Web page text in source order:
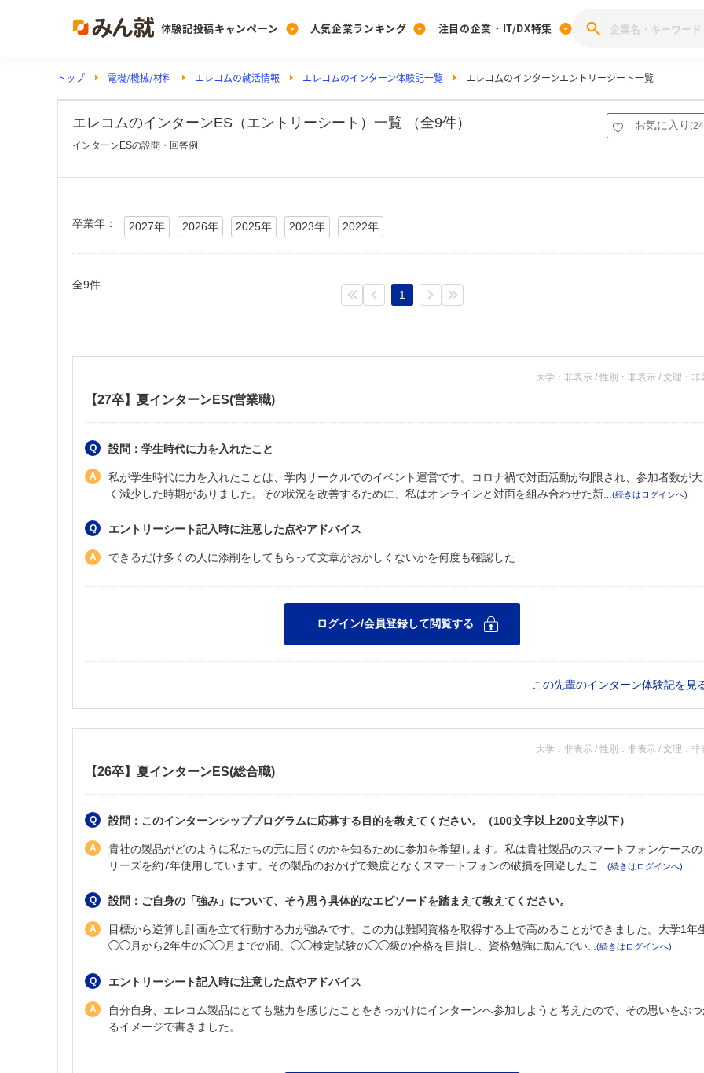
体験記投稿キャンペーン
Post
投稿する
[27卒] 本選考体験記投稿キャンペーン
人気企業ランキング
Ranking
ランキングを見る
みんなのDX企業就職ブランド調査
Vote
注目の企業・IT/DX特集
PickUp
注目の企業特集
動画で知ろう！業界・企業研究
トップ 電機/機械/材料 エレコムの就活情報 エレコムのインターン体験記一覧 エレコムのインターンエントリーシート一覧
エレコムのインターンES（エントリーシート）一覧 （全9件） お気に入り (
インターンESの設問・回答例
卒業年： 2027年 2026年 2025年 2023年 2022年
全9件
1
大学：非表示 / 性別：非表示 / 文理：非
【27卒】夏インターンES(営業職)
設問：学生時代に力を入れたこと
私が学生時代に力を入れたことは、学内サークルでのイベント運営です。コロナ禍で対面活動が制限され、参加者数が
く減少した時期がありました。その状況を改善するために、私はオンラインと対面を組み合わせた新
エントリーシート記入時に注意した点やアドバイス
できるだけ多くの人に添削をしてもらって文章がおかしくないかを何度も確認した
この先輩のインターン体験記を見
大学：非表示 / 性別：非表示 / 文理：非
【26卒】夏インターンES(総合職)
設問：このインターンシッププログラムに応募する目的を教えてください。（100文字以上200文字以下）
貴社の製品がどのように私たちの元に届くのかを知るために参加を希望します。私は貴社製品のスマートフォンケース
リーズを約7年使用しています。その製品のおかげで幾度となくスマートフォンの破損を回避したこ
設問：ご自身の「強み」について、そう思う具体的なエピソードを踏まえて教えてください。
目標から逆算し計画を立て行動する力が強みです。この力は難関資格を取得する上で高めることができました。大学1年
◯◯月から2年生の◯◯月までの間、◯◯検定試験の◯◯級の合格を目指し、資格勉強に励んでい
エントリーシート記入時に注意した点やアドバイス
自分自身、エレコム製品にとても魅力を感じたことをきっかけにインターンへ参加しようと考えたので、その思いをぶ
るイメージで書きました。